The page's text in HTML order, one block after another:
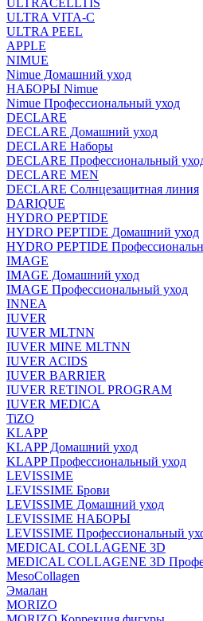
ULTRACELLTIS
ULTRA VITA-C
ULTRA PEEL
APPLE
NIMUE
Nimue Домашний уход
НАБОРЫ Nimue
Nimue Профессиональный уход
DECLARE
DECLARE Домашний уход
DECLARE Наборы
DECLARE Профессиональный
DECLARE MEN
DECLARE Солнцезащитная линия
DARIQUE
HYDRO PEPTIDE
HYDRO PEPTIDE Домашний уход
HYDRO PEPTIDE
IMAGE
IMAGE Домашний уход
IMAGE Профессиональный уход
INNEA
IUVER
IUVER MLTNN
IUVER MINE MLTNN
IUVER ACIDS
IUVER BARRIER
IUVER RETINOL PROGRAM
IUVER MEDICA
TiZO
KLAPP
KLAPP Домашний уход
KLAPP Профессиональный уход
LEVISSIME
LEVISSIME Брови
LEVISSIME Домашний уход
LEVISSIME НАБОРЫ
LEVISSIME Профессиональный
MEDICAL COLLAGENE 3D
MEDICAL COLLAGENE 3D
MesoCollagen
Эмалан
MORIZO